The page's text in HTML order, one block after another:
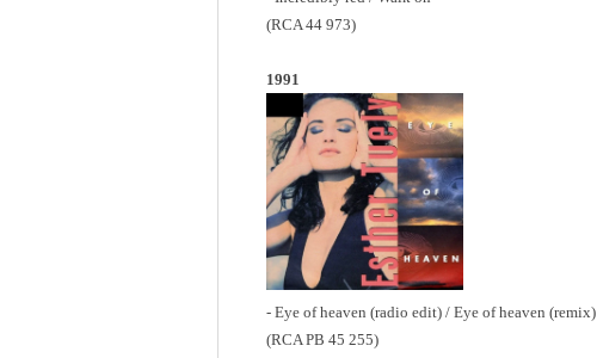
(RCA 44 973)
1991
- Eye of heaven (radio edit) / Eye of heaven (remix)
(RCA PB 45 255)